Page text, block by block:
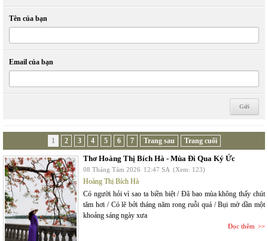
Tên của bạn
Email của bạn
1 2 3 4 5 6 7 Trang sau Trang cuối
Thơ Hoàng Thị Bích Hà - Mùa Đi Qua Ký Ức
08 Tháng Tám 2026 12:47 SA (Xem: 123)
Hoàng Thị Bích Hà
Có người hỏi vì sao ta biền biệt / Đã bao mùa không thấy chút
tăm hơi / Có lẽ bởi tháng năm rong ruỗi quá / Bụi mờ dần một
khoảng sáng ngày xưa
Đọc thêm